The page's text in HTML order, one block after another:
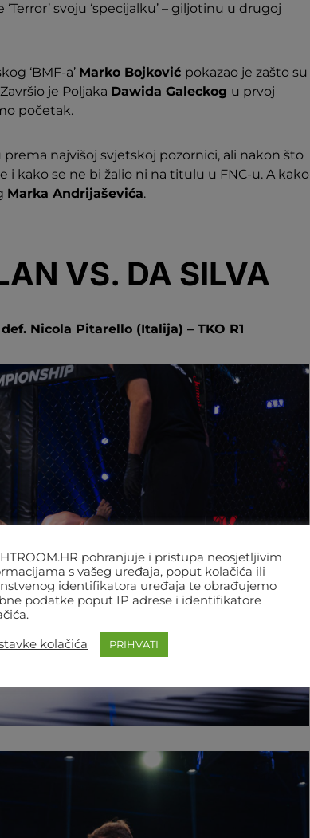
svoju ‘specijalku’ – giljotinu u drugoj
‘BMF-a’ Marko Bojković pokazao je zašto su
je Poljaka Dawida Galeckog u prvoj
početak.
najvišoj svjetskoj pozornici, ali nakon što
i kako se ne bi žalio ni na titulu u FNC-u. A kako
Marka Andrijaševića.
VS. DA SILVA
Nicola Pitarello (Italija) – TKO R1
pohranjuje i pristupa neosjetljivim
s vašeg uređaja, poput kolačića ili
identifikatora uređaja te obrađujemo
podatke poput IP adrese i identifikatore
kolačića PRIHVATI